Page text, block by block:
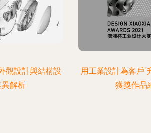
觀設計與結構設
解析
用工業設計為客戶“
獲獎作品